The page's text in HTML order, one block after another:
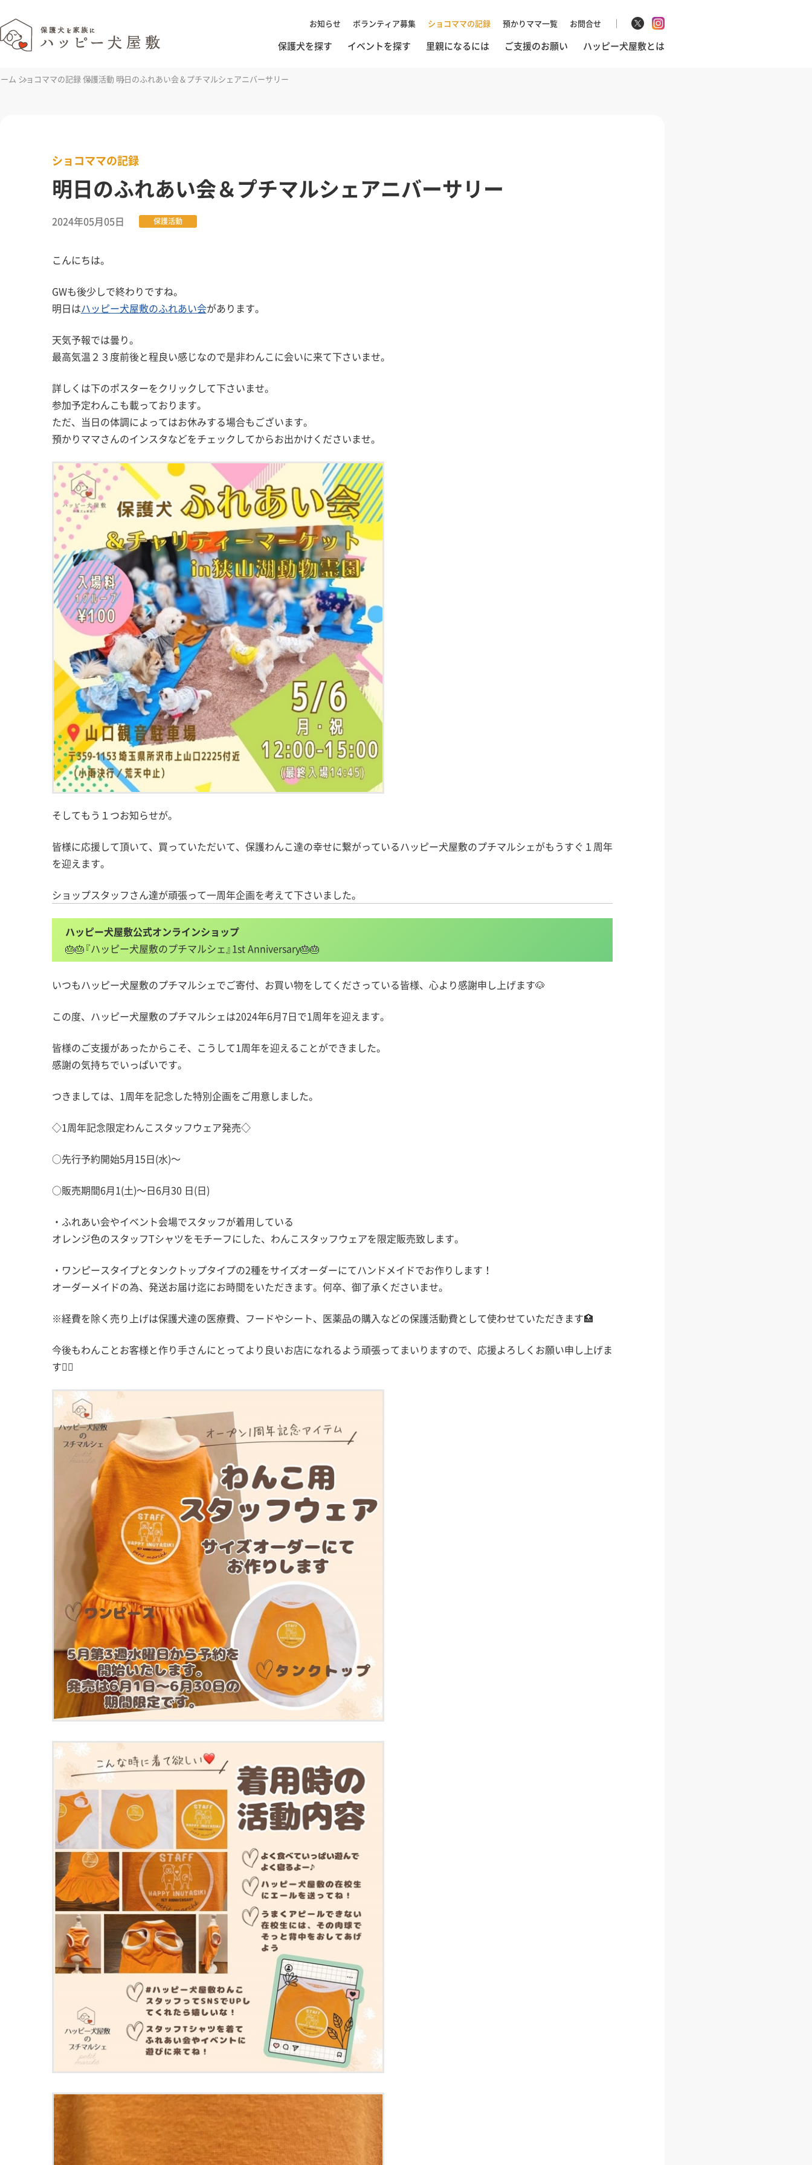
お知らせ ボランティア募集 ショコママの記録 預かりママ一覧 お問合せ
保護犬を探す イベントを探す 里親になるには ご支援のお願い ハッピー犬屋敷とは
ム ショコママの記録保護活動 明日のふれあい会＆プチマルシェアニバーサリー
ショコママの記録
明日のふれあい会＆プチマルシェアニバーサリー
2024年05月05日 保護活動
こんにちは。
GWも後少しで終わりですね。
明日はハッピー犬屋敷のふれあい会があります。
天気予報では曇り。
最高気温２３度前後と程良い感じなので是非わんこに会いに来て下さいませ。
詳しくは下のポスターをクリックして下さいませ。
参加予定わんこも載っております。
ただ、当日の体調によってはお休みする場合もございます。
預かりママさんのインスタなどをチェックしてからお出かけくださいませ。
そしてもう１つお知らせが。
皆様に応援して頂いて、買っていただいて、保護わんこ達の幸せに繋がっているハッピー犬屋敷のプチマルシェがもうすぐ１周年
を迎えます。
ショップスタッフさん達が頑張って一周年企画を考えて下さいました。
ハッピー犬屋敷公式オンラインショップ
🎂🎂『ハッピー犬屋敷のプチマルシェ』1st Anniversary🎂🎂
いつもハッピー犬屋敷のプチマルシェでご寄付、お買い物をしてくださっている皆様、心より感謝申し上げます🐶
この度、ハッピー犬屋敷のプチマルシェは2024年6月7日で1周年を迎えます。
皆様のご支援があったからこそ、こうして1周年を迎えることができました。
感謝の気持ちでいっぱいです。
つきましては、1周年を記念した特別企画をご用意しました。
◇1周年記念限定わんこスタッフウェア発売◇
○先行予約開始5月15日(水)～
○販売期間6月1(土)～日6月30 日(日)
・ふれあい会やイベント会場でスタッフが着用している
オレンジ色のスタッフTシャツをモチーフにした、わんこスタッフウェアを限定販売致します。
・ワンピースタイプとタンクトップタイプの2種をサイズオーダーにてハンドメイドでお作りします！
オーダーメイドの為、発送お届け迄にお時間をいただきます。何卒、御了承くださいませ。
※経費を除く売り上げは保護犬達の医療費、フードやシート、医薬品の購入などの保護活動費として使わせていただきます🏥
今後もわんことお客様と作り手さんにとってより良いお店になれるよう頑張ってまいりますので、応援よろしくお願い申し上げま
す🙇‍♀️